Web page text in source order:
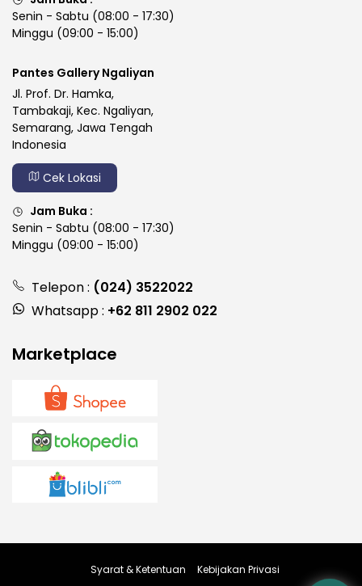
Senin - Sabtu (08:00 - 17:30)
Minggu (09:00 - 15:00)
Pantes Gallery Ngaliyan
Jl. Prof. Dr. Hamka,
Tambakaji, Kec. Ngaliyan,
Semarang, Jawa Tengah
Indonesia
Cek Lokasi
Jam Buka :
Senin - Sabtu (08:00 - 17:30)
Minggu (09:00 - 15:00)
Telepon : (024) 3522022
Whatsapp : +62 811 2902 022
Marketplace
Syarat & Ketentuan Kebijakan Privasi